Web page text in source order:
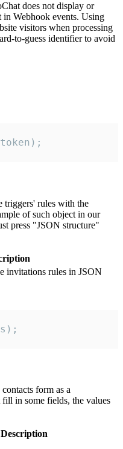
does not display or
Webhook events. Using
visitors when processing
to-guess identifier to avoid
triggers' rules with the
of such object in our
press "JSON structure"
invitations rules in JSON
form as a
in some fields, the values
Description